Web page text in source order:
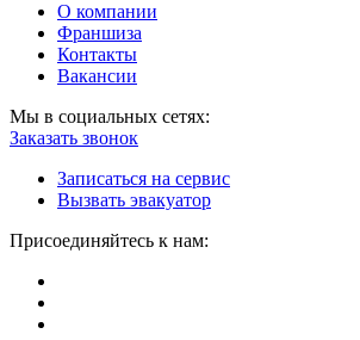
О компании
Франшиза
Контакты
Вакансии
Мы в социальных сетях:
Заказать звонок
Записаться на сервис
Вызвать эвакуатор
Присоединяйтесь к нам: